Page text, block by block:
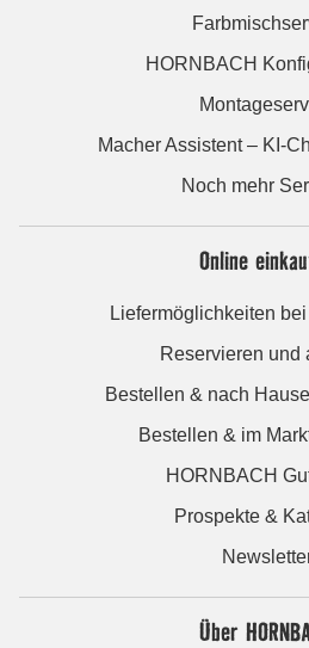
HORNBACH
Macher Assistent – KI-
Noch mehr
Online
Liefermöglichkeiten
Reservieren und
Bestellen & nach
Bestellen & im
HORNBACH
Prospekte &
Über